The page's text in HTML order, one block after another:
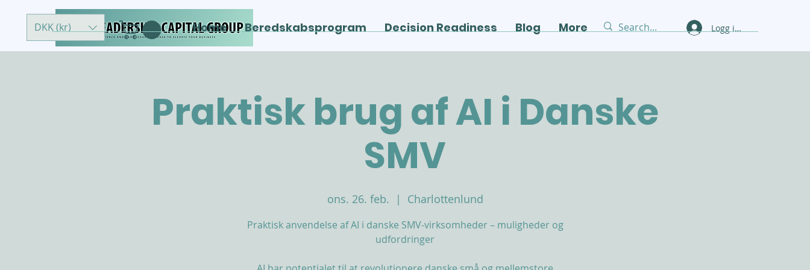
DKK (kr) Home Beredskabsprogram Decision Readiness Blog More Logg inn
Praktisk brug af AI i Danske
SMV
ons. 26. feb.
  |
Charlottenlund
Praktisk anvendelse af AI i danske SMV-virksomheder – muligheder og
udfordringer